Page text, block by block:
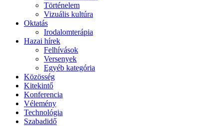
Történelem
Vizuális kultúra
Oktatás
Irodalomterápia
Hazai hírek
Felhívások
Versenyek
Egyéb kategória
Közösség
Kitekintő
Konferencia
Vélemény
Technológia
Szabadidő